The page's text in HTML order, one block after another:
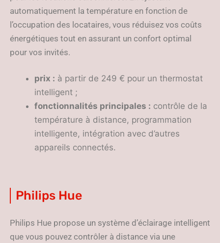
automatiquement la température en fonction de
l’occupation des locataires, vous réduisez vos coûts
énergétiques tout en assurant un confort optimal
pour vos invités.
prix : à partir de 249 € pour un thermostat
intelligent ;
fonctionnalités principales : contrôle de la
température à distance, programmation
intelligente, intégration avec d’autres
appareils connectés.
Philips Hue
Philips Hue propose un système d’éclairage intelligent
que vous pouvez contrôler à distance via une